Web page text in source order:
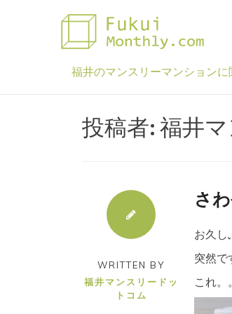
福井のマンスリーマンション
投稿者: 福井
WRITTEN BY
福井マンスリードッ
トコム
さ
お久し
突然
これ。